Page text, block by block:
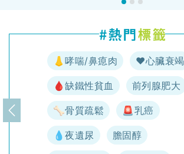
👃哮喘/鼻瘜肉 ♥️心臟衰竭
🩸缺鐵性貧血 前列腺肥大
🦴骨質疏鬆 🚨乳癌
💧夜遺尿 膽固醇
上一頁